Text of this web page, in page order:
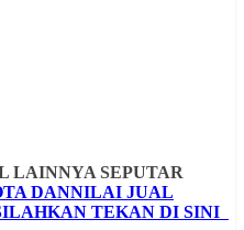
LAINNYA SEPUTAR
DANNILAI JUAL
TEKAN DI SINI